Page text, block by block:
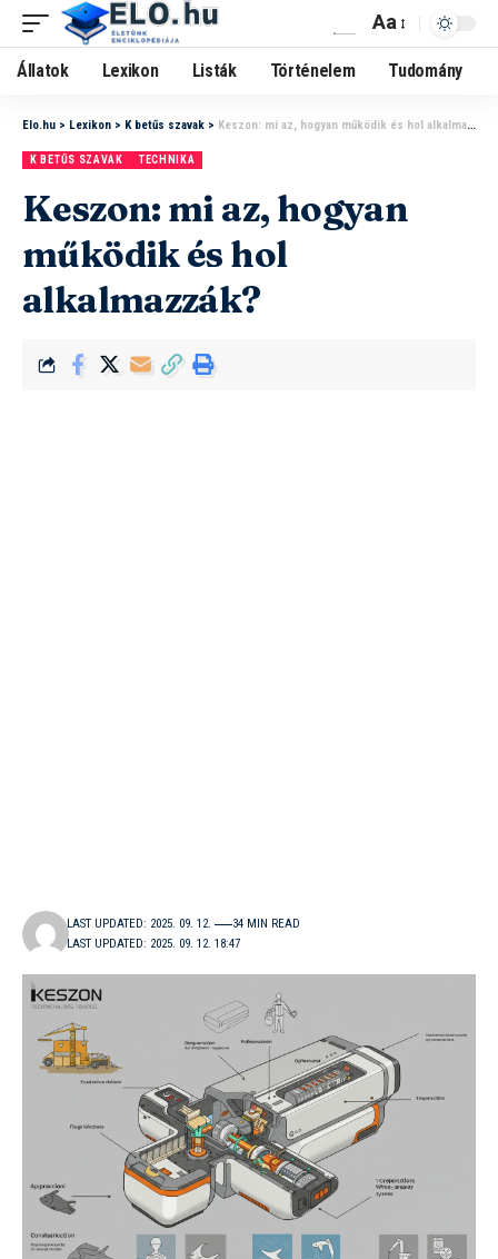
Aa
Állatok Lexikon Listák Történelem Tudomány
Elo.hu > Lexikon > K betűs szavak > Keszon: mi az, hogyan működik és hol alkalmazzák?
K BETŰS SZAVAK TECHNIKA
Keszon: mi az, hogyan
működik és hol
alkalmazzák?
LAST UPDATED: 2025. 09. 12. 18:47
LAST UPDATED: 2025. 09. 12. 34 MIN READ